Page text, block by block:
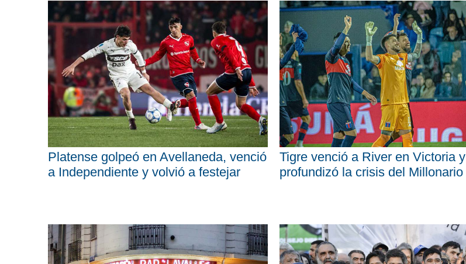
Platense golpeó en Avellaneda, venció
a Independiente y volvió a festejar
Tigre venció a River en Victoria y
profundizó la crisis del Millonario